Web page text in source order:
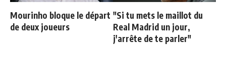
Mourinho bloque le départ
de deux joueurs
"Si tu mets le maillot du
Real Madrid un jour,
j'arrête de te parler"